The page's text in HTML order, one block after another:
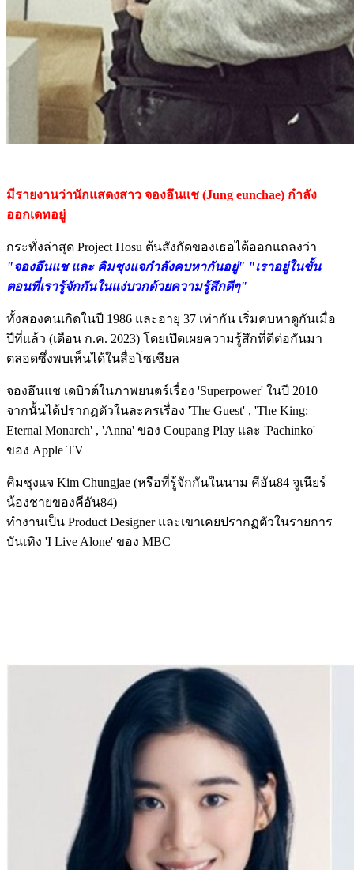
มีรายงานว่านักแสดงสาว จองอึนแช (Jung eunchae) กำลัง
ออกเดทอยู่
กระทั่งล่าสุด Project Hosu ต้นสังกัดของเธอได้ออกแถลงว่า
"จองอึนแช และ คิมชุงแจกำลังคบหากันอยู่" "เราอยู่ในขั้น
ตอนที่เรารู้จักกันในแง่บวกด้วยความรู้สึกดีๆ"
ทั้งสองคนเกิดในปี 1986 และอายุ 37 เท่ากัน เริ่มคบหาดูกันเมื่อ
ปีที่แล้ว (เดือน ก.ค. 2023) โดยเปิดเผยความรู้สึกที่ดีต่อกันมา
ตลอดซึ่งพบเห็นได้ในสื่อโซเชียล
จองอึนแช เดบิวต์ในภาพยนตร์เรื่อง 'Superpower' ในปี 2010
จากนั้นได้ปรากฏตัวในละครเรื่อง 'The Guest' , 'The King:
Eternal Monarch' , 'Anna' ของ Coupang Play และ 'Pachinko'
ของ Apple TV
คิมชุงแจ Kim Chungjae (หรือที่รู้จักกันในนาม คีอัน84 จูเนียร์
น้องชายของคีอัน84)
ทำงานเป็น Product Designer และเขาเคยปรากฏตัวในรายการ
บันเทิง 'I Live Alone' ของ MBC